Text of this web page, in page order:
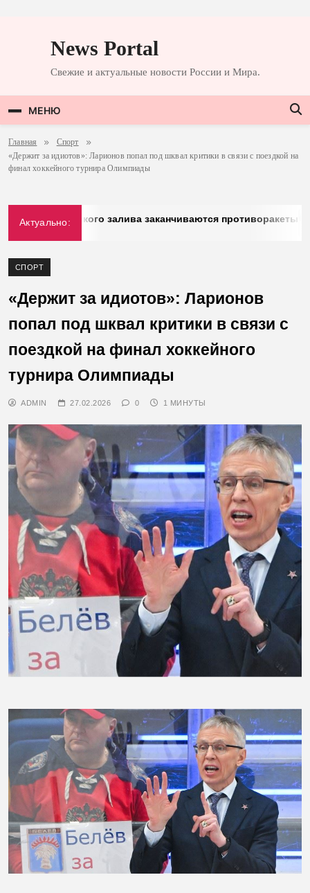
содержимомуNews Portal
Свежие и актуальные новости России и Мира.
МЕНЮ
Главная
Спорт
«Держит за идиотов»: Ларионов попал под шквал критики в связи с поездкой на
финал хоккейного турнира Олимпиады
Актуально:
Персидского залива заканчиваются противоракеты
СПОРТ
«Держит за идиотов»: Ларионов
попал под шквал критики в связи с
поездкой на финал хоккейного
турнира Олимпиады
ADMIN 27.02.2026 0 1 МИНУТЫ